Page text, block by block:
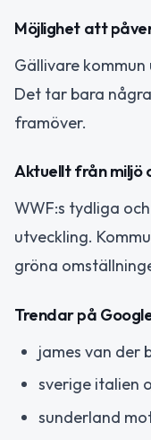
Möjlighet att
Gällivare
Det tar bara
framöver.
Aktuellt från miljö
WWF:s tydliga
utveckling.
gröna
Trendar på
james van der
sverige italien
sunderland